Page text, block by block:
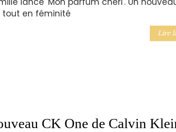
en féminité
Lire
CK One de Calvin